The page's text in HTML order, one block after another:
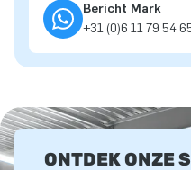
Bericht Mark
+31 (0)6 11 79 54
ONTDEK ONZE